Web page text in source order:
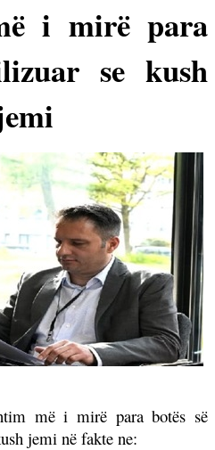
i mirë para
se kush
më i mirë para botës së
jemi në fakte ne: